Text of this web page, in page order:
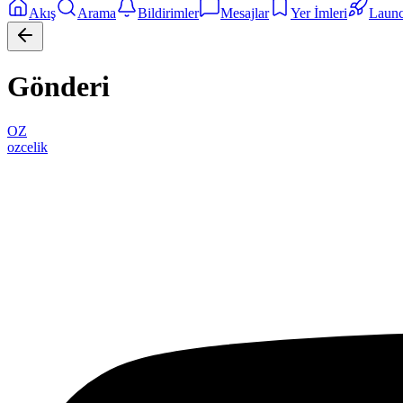
Akış Arama Bildirimler Mesajlar Yer İmleri
Gönderi
OZ
ozcelik